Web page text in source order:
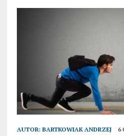
AUTOR: BARTKOWIAK ANDRZEJ 6